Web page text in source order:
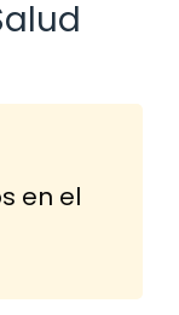
en el